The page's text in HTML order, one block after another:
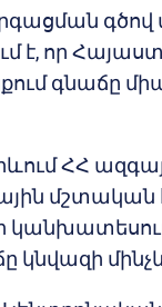
գծով
է, որ
գնաճը
ՀՀ
կնվազի մինչև